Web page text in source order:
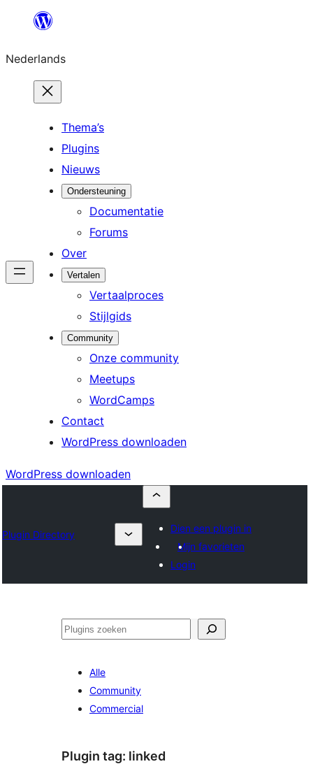
de
inhoud
Nederlands
Thema’s
Plugins
Nieuws
Ondersteuning
Documentatie
Forums
Over
Vertalen
Vertaalproces
Stijlgids
Community
Onze community
Meetups
WordCamps
Contact
WordPress downloaden
WordPress downloaden
Plugin Directory
Dien een plugin in
Mijn favorieten
Login
Zoeken
Alle
Community
Commercial
Plugin tag: linked